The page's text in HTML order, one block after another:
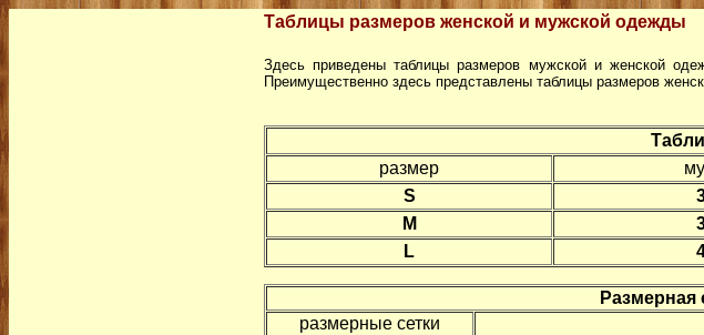
Таблицы размеров женской и мужской одежды
Здесь приведены таблицы размеров мужской и женской
Преимущественно здесь представлены таблицы размеров
размер
S
M
L
Размерная
размерные сетки